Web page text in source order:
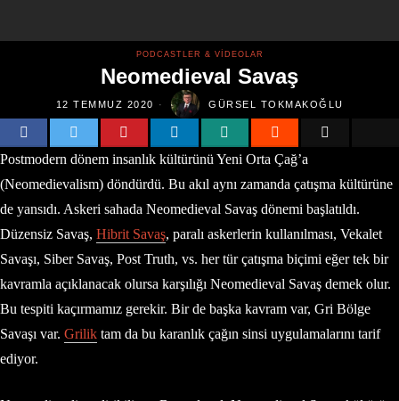
PODCASTLER & VIDEOLAR
Neomedieval Savaş
12 TEMMUZ 2020 GÜRSEL TOKMAKOĞLU
Postmodern dönem insanlık kültürünü Yeni Orta Çağ’a
(Neomedievalism) döndürdü. Bu akıl aynı zamanda çatışma kültürüne
de yansıdı. Askeri sahada Neomedieval Savaş dönemi başlatıldı.
Düzensiz Savaş, Hibrit Savaş, paralı askerlerin kullanılması, Vekalet
Savaşı, Siber Savaş, Post Truth, vs. her tür çatışma biçimi eğer tek bir
kavramla açıklanacak olursa karşılığı Neomedieval Savaş demek olur.
Bu tespiti kaçırmamız gerekir. Bir de başka kavram var, Gri Bölge
Savaşı var. Grilik tam da bu karanlık çağın sinsi uygulamalarını tarif
ediyor.